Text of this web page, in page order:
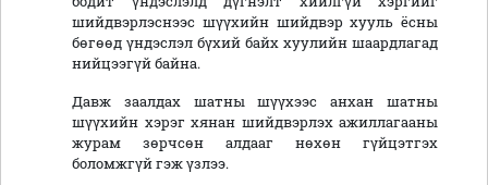
шийдвэрлэснээс шүүхийн шийдвэр хууль ёсны
бөгөөд үндэслэл бүхий байх хуулийн шаардлагад
нийцээгүй байна.
Давж заалдах шатны шүүхээс анхан шатны
шүүхийн хэрэг хянан шийдвэрлэх ажиллагааны
журам зөрчсөн алдааг нөхөн гүйцэтгэх
боломжгүй гэж үзлээ.